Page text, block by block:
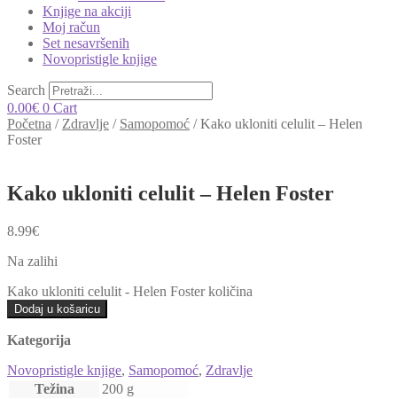
Knjige na akciji
Moj račun
Set nesavršenih
Novopristigle knjige
Search
0.00€ 0 Cart
Početna / Zdravlje / Samopomoć /Kako ukloniti celulit – Helen
Foster
Kako ukloniti celulit – Helen Foster
8.99€
Na zalihi
Kako ukloniti celulit - Helen Foster količina
Dodaj u košaricu
Kategorija
Novopristigle knjige, Samopomoć, Zdravlje
Težina
200 g